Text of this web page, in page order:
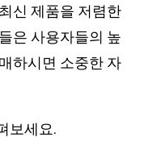
신 제품을 저렴한
은 사용자들의 높
하시면 소중한 자
보세요.